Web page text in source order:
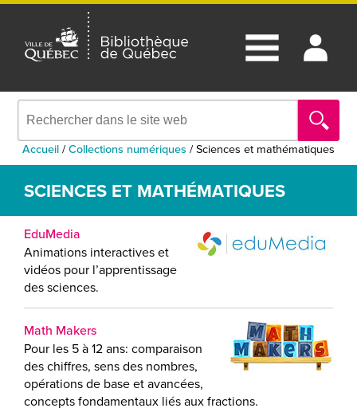
Accueil/Collections numériques /Sciences et mathématiques
SCIENCES ET MATHÉMATIQUES
EduMedia
Animations interactives et
vidéos pour l’apprentissage
des sciences.
Math Makers
Pour les 5 à 12 ans: comparaison
des chiffres, sens des nombres,
opérations de base et avancées,
concepts fondamentaux liés aux fractions.